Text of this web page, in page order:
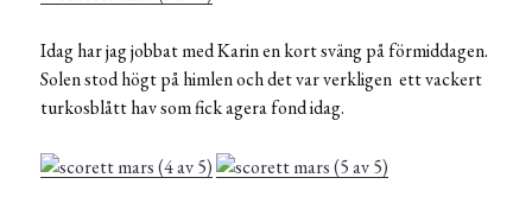
Idag har jag jobbat med Karin en kort sväng på förmiddagen.
Solen stod högt på himlen och det var verkligen ett vackert
turkosblått hav som fick agera fond idag.